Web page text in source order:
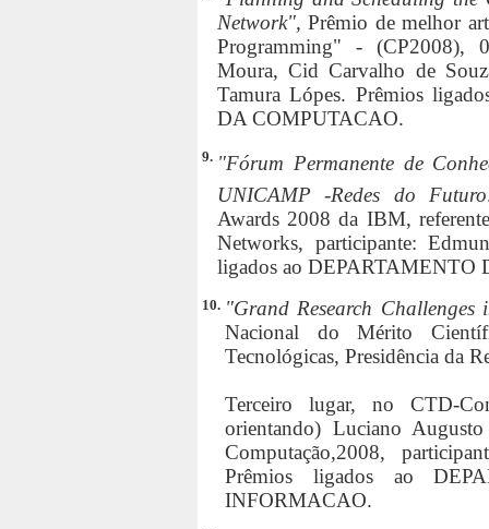
Network",Prêmio de melhor
Programming" - (CP2008),
Moura, Cid Carvalho de
Tamura Lópes. Prêmios
DA COMPUTACAO.
9. "Fórum Permanente de
UNICAMP -Redes do
Awards 2008 da IBM,
Networks, participante:
ligados ao
10. "Grand Research
Nacional do Mérito
Tecnológicas, Presidência da
Terceiro lugar, no CTD-
orientando) Luciano
Computação,2008,
Prêmios ligados ao
INFORMACAO.